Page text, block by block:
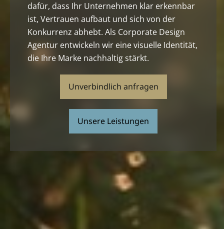
dafür, dass Ihr Unternehmen klar erkennbar
ist, Vertrauen aufbaut und sich von der
Konkurrenz abhebt. Als Corporate Design
Agentur entwickeln wir eine visuelle Identität,
die Ihre Marke nachhaltig stärkt.
Unverbindlich anfragen
Unsere Leistungen